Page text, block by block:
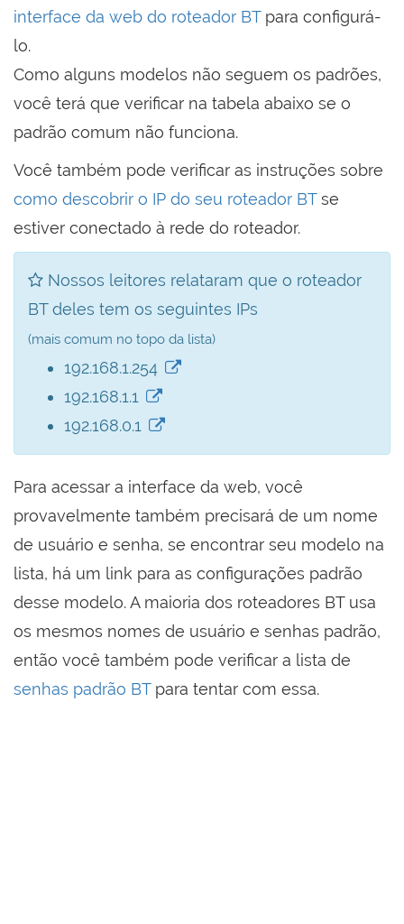
interface da web do roteador BTpara configurá-
lo.
Como alguns modelos não seguem os padrões,
você terá que verificar na tabela abaixo se o
padrão comum não funciona.
Você também pode verificar as instruções sobre
como descobrir o IP do seu roteador BTse
estiver conectado à rede do roteador.
Nossos leitores relataram que o roteador
BT deles tem os seguintes IPs
(mais comum no topo da lista)
192.168.1.254
192.168.1.1
192.168.0.1
Para acessar a interface da web, você
provavelmente também precisará de um nome
de usuário e senha, se encontrar seu modelo na
lista, há um link para as configurações padrão
desse modelo. A maioria dos roteadores BT usa
os mesmos nomes de usuário e senhas padrão,
então você também pode verificar a lista de
senhas padrão BTpara tentar com essa.